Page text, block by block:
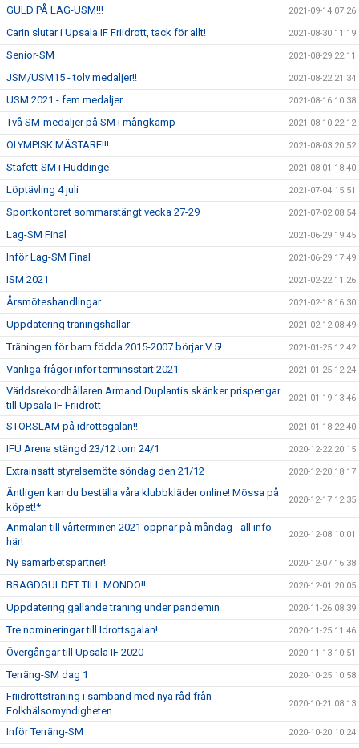
GULD PÅ LAG-USM!!! 2021-09-14 07:26
Carin slutar i Upsala IF Friidrott, tack för allt! 2021-08-30 11:19
Senior-SM 2021-08-29 22:11
JSM/USM15 - tolv medaljer!! 2021-08-22 21:34
USM 2021 - fem medaljer 2021-08-16 10:38
Två SM-medaljer på SM i mångkamp 2021-08-10 22:12
OLYMPISK MÄSTARE!!! 2021-08-03 20:52
Stafett-SM i Huddinge 2021-08-01 18:40
Löptävling 4 juli 2021-07-04 15:51
Sportkontoret sommarstängt vecka 27-29 2021-07-02 08:54
Lag-SM Final 2021-06-29 19:45
Inför Lag-SM Final 2021-06-29 17:49
ISM 2021 2021-02-22 11:26
Årsmöteshandlingar 2021-02-18 16:30
Uppdatering träningshallar 2021-02-12 08:49
Träningen för barn födda 2015-2007 börjar V 5! 2021-01-25 12:42
Vanliga frågor inför terminsstart 2021 2021-01-25 12:24
Världsrekordhållaren Armand Duplantis skänker prispengar
till Upsala IF Friidrott
2021-01-19 13:46
STORSLAM på idrottsgalan!! 2021-01-18 22:40
IFU Arena stängd 23/12 tom 24/1 2020-12-22 20:15
Extrainsatt styrelsemöte söndag den 21/12 2020-12-20 18:17
Äntligen kan du beställa våra klubbkläder online! Mössa på
köpet!*
2020-12-17 12:35
Anmälan till vårterminen 2021 öppnar på måndag - all info
här!
2020-12-08 10:01
Ny samarbetspartner! 2020-12-07 16:38
BRAGDGULDET TILL MONDO!! 2020-12-01 20:05
Uppdatering gällande träning under pandemin 2020-11-26 08:39
Tre nomineringar till Idrottsgalan! 2020-11-25 11:46
Övergångar till Upsala IF 2020 2020-11-13 10:51
Terräng-SM dag 1 2020-10-25 10:58
Friidrottsträning i samband med nya råd från
Folkhälsomyndigheten
2020-10-21 08:13
Inför Terräng-SM 2020-10-20 10:24